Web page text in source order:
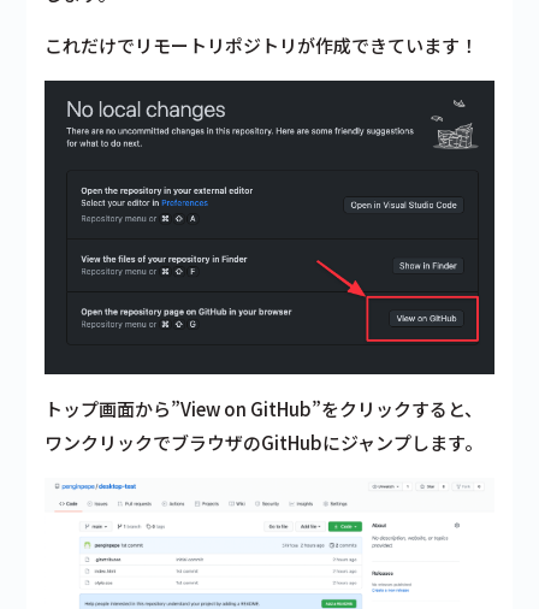
これだけでリモートリポジトリが作成できています！
トップ画面から”View on GitHub”をクリックすると、
ワンクリックでブラウザのGitHubにジャンプします。